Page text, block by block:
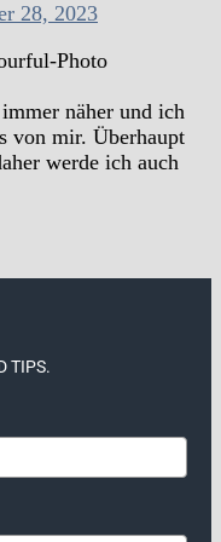
28, 2023
Photo
näher und ich
von mir. Überhaupt
werde ich auch
TIPS.